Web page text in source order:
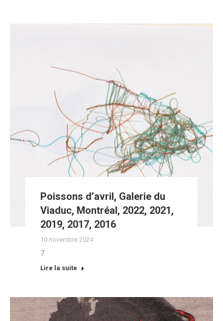
Poissons d’avril, Galerie du
Viaduc, Montréal, 2022, 2021,
2019, 2017, 2016
10 novembre 2024
7
Lire la suite